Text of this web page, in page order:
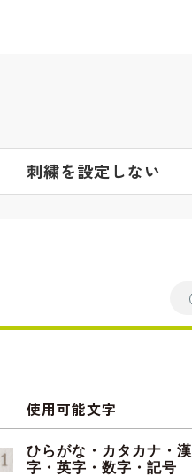
刺繍を設定しない
使用可能文字
ひらがな・カタカナ・漢
字・英字・数字・記号